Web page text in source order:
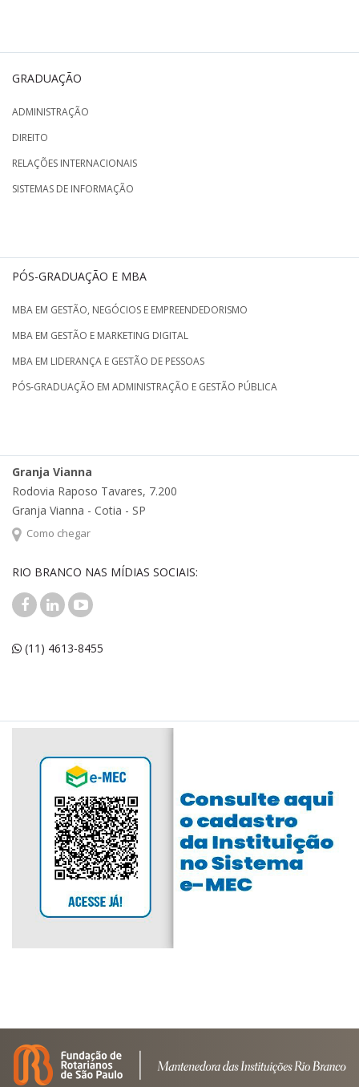
GRADUAÇÃO
ADMINISTRAÇÃO
DIREITO
RELAÇÕES INTERNACIONAIS
SISTEMAS DE INFORMAÇÃO
PÓS-GRADUAÇÃO E MBA
MBA EM GESTÃO, NEGÓCIOS E EMPREENDEDORISMO
MBA EM GESTÃO E MARKETING DIGITAL
MBA EM LIDERANÇA E GESTÃO DE PESSOAS
PÓS-GRADUAÇÃO EM ADMINISTRAÇÃO E GESTÃO PÚBLICA
Granja Vianna
Rodovia Raposo Tavares, 7.200
Granja Vianna - Cotia - SP
Como chegar
RIO BRANCO NAS MÍDIAS SOCIAIS:
(11) 4613-8455